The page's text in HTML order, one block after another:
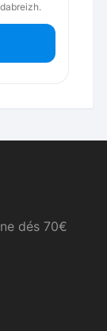
dés 70€